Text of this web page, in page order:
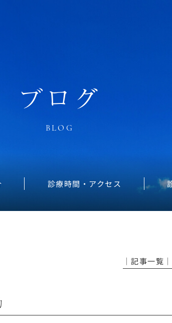
ブログ
BLOG
診療時間・アクセス
│記事一覧│